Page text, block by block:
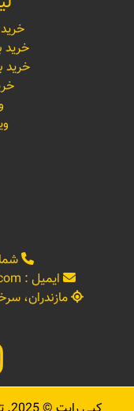
خرید
خرید
ایمیل :
مازندران،